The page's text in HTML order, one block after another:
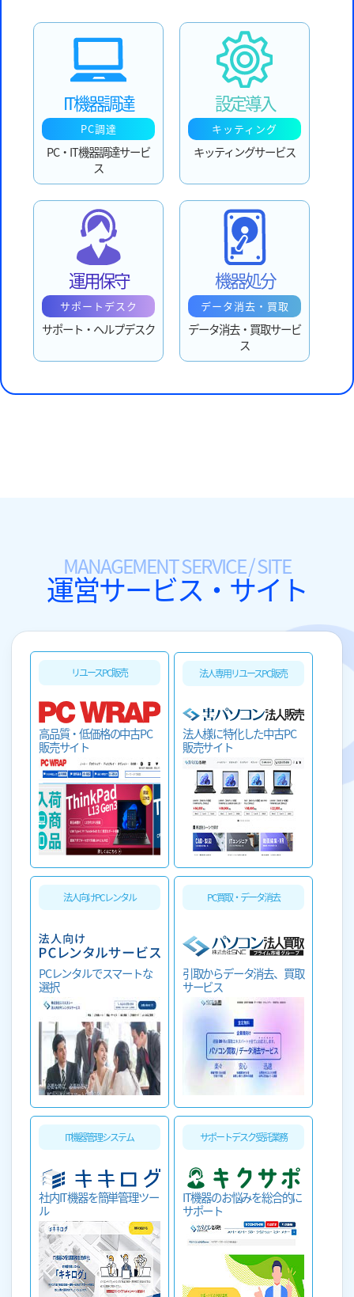
IT機器調達
PC調達
PC・IT機器調達サービ
ス
設定導入
キッティング
キッティングサービス
運用保守
サポートデスク
サポート・ヘルプデスク
機器処分
データ消去・買取
データ消去・買取サービ
ス
MANAGEMENT SERVICE / SITE
運営サービス・サイト
リユースPC販売
高品質・低価格の中古PC
販売サイト
法人専用リユースPC販売
法人様に特化した中古PC
販売サイト
法人向けPCレンタル
PCレンタルでスマートな
選択
PC買取・データ消去
引取からデータ消去、買取
サービス
IT機器管理システム
社内IT機器を簡単管理ツー
ル
サポートデスク受託業務
IT機器のお悩みを総合的に
サポート